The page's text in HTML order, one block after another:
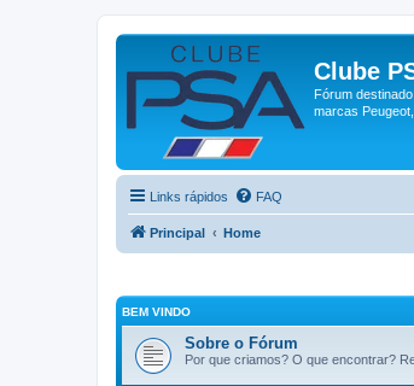
Clube
Fórum
marcas
Links rápidos FAQ
Principal Home
BEM VINDO
Sobre o Fórum
Por que criamos? O que encontrar?